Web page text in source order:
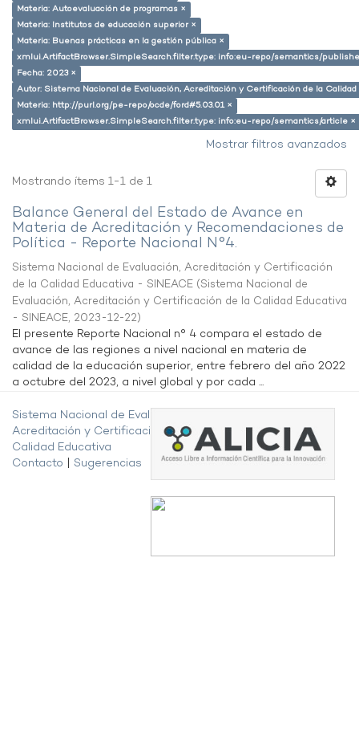
Materia: Autoevaluación de programas ×
Materia: Institutos de educación superior ×
Materia: Buenas prácticas en la gestión pública ×
xmlui.ArtifactBrowser.SimpleSearch.filter.type: info:eu-repo/semantics/
Fecha: 2023 ×
Autor: Sistema Nacional de Evaluación, Acreditación y Certificación de la
Materia: http://purl.org/pe-repo/ocde/ford#5.03.01 ×
xmlui.ArtifactBrowser.SimpleSearch.filter.type: info:eu-repo/semantics/article ×
Mostrar filtros avanzados
Mostrando ítems 1-1 de 1
Balance General del Estado de Avance en
Materia de Acreditación y Recomendaciones de
Política - Reporte Nacional N°4.
Sistema Nacional de Evaluación, Acreditación y Certificación
de la Calidad Educativa - SINEACE (Sistema Nacional de
Evaluación, Acreditación y Certificación de la Calidad Educativa
- SINEACE, 2023-12-22)
El presente Reporte Nacional n° 4 compara el estado de
avance de las regiones a nivel nacional en materia de
calidad de la educación superior, entre febrero del año 2022
a octubre del 2023, a nivel global y por cada ...
Sistema Nacional de Evaluación,
Acreditación y Certificación de la
Calidad Educativa
Contacto
Sugerencias